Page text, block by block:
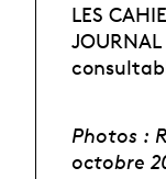
LES
JOURNAL
Photos :
octobre